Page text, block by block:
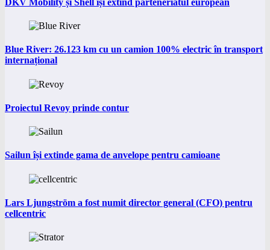
Blue River: 26.123 km cu un camion 100% electric în transport
internațional
Proiectul Revoy prinde contur
Sailun își extinde gama de anvelope pentru camioane
Lars Ljungström a fost numit director general (CFO) pentru
cellcentric